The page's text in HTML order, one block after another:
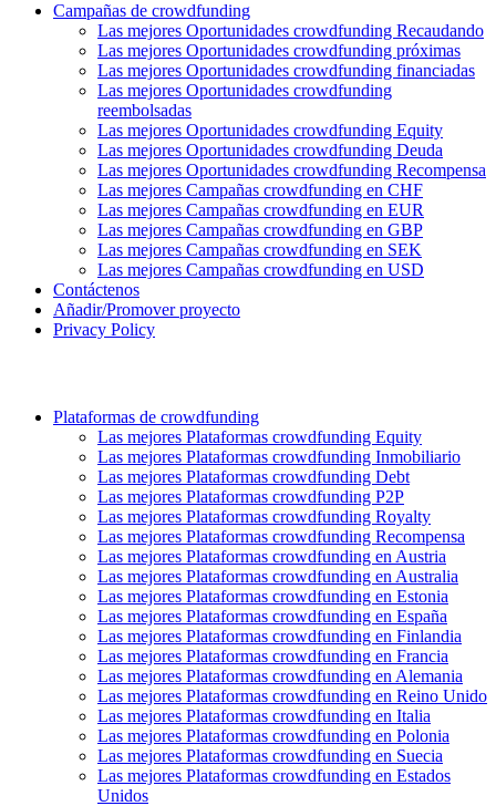
Campañas de crowdfunding
Las mejores Oportunidades crowdfunding Recaudando
Las mejores Oportunidades crowdfunding próximas
Las mejores Oportunidades crowdfunding financiadas
Las mejores Oportunidades crowdfunding
reembolsadas
Las mejores Oportunidades crowdfunding Equity
Las mejores Oportunidades crowdfunding Deuda
Las mejores Oportunidades crowdfunding Recompensa
Las mejores Campañas crowdfunding en CHF
Las mejores Campañas crowdfunding en EUR
Las mejores Campañas crowdfunding en GBP
Las mejores Campañas crowdfunding en SEK
Las mejores Campañas crowdfunding en USD
Contáctenos
Añadir/Promover proyecto
Privacy Policy
Plataformas de crowdfunding
Las mejores Plataformas crowdfunding Equity
Las mejores Plataformas crowdfunding Inmobiliario
Las mejores Plataformas crowdfunding Debt
Las mejores Plataformas crowdfunding P2P
Las mejores Plataformas crowdfunding Royalty
Las mejores Plataformas crowdfunding Recompensa
Las mejores Plataformas crowdfunding en Austria
Las mejores Plataformas crowdfunding en Australia
Las mejores Plataformas crowdfunding en Estonia
Las mejores Plataformas crowdfunding en España
Las mejores Plataformas crowdfunding en Finlandia
Las mejores Plataformas crowdfunding en Francia
Las mejores Plataformas crowdfunding en Alemania
Las mejores Plataformas crowdfunding en Reino Unido
Las mejores Plataformas crowdfunding en Italia
Las mejores Plataformas crowdfunding en Polonia
Las mejores Plataformas crowdfunding en Suecia
Las mejores Plataformas crowdfunding en Estados
Unidos